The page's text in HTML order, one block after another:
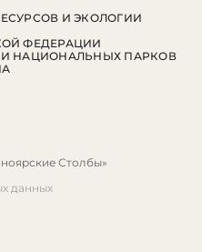
И ЭКОЛОГИИ
ФЕДЕРАЦИИ
НАЦИОНАЛЬНЫХ ПАРКОВ
Столбы»
данных